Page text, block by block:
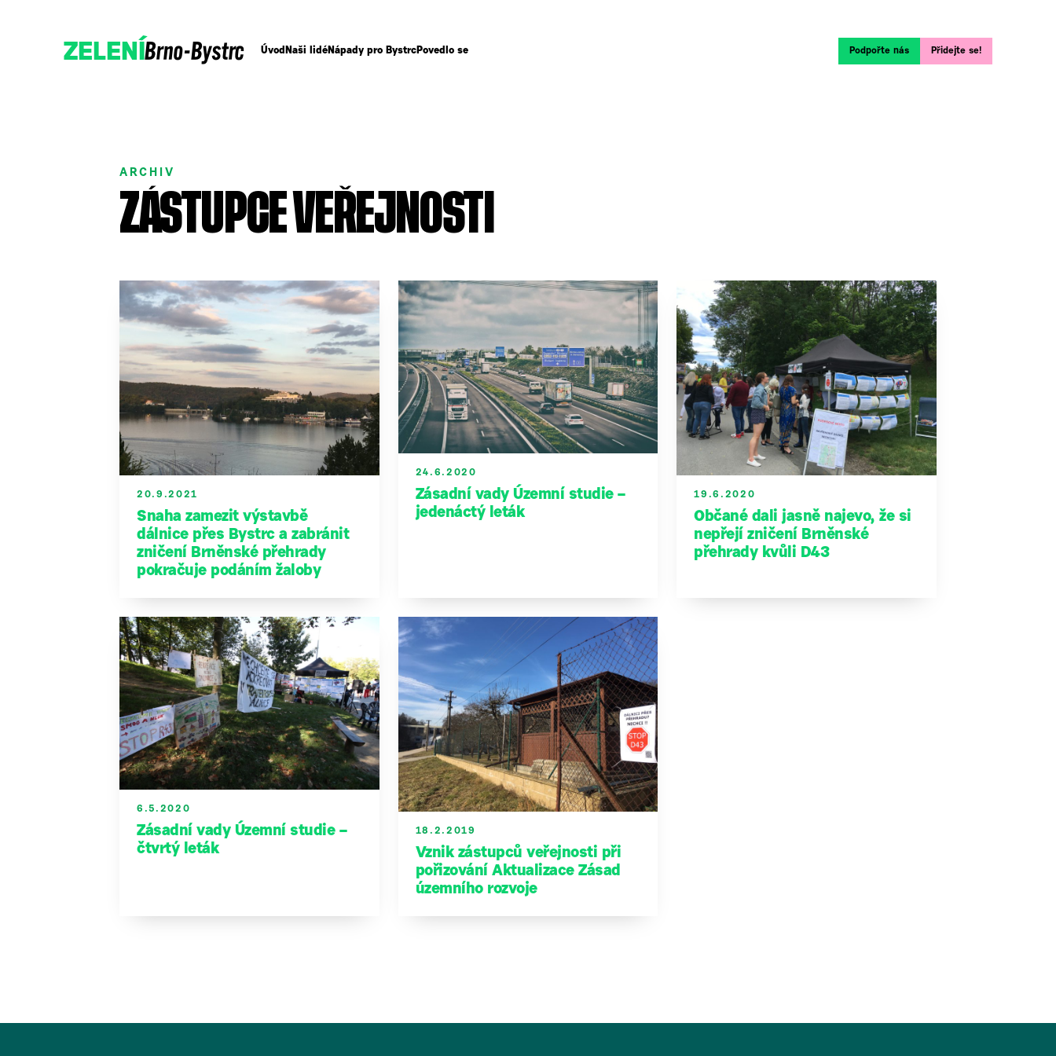
ZELENÍBrno-Bystrc Úvod Naši lidéNápady pro BystrcPovedlo se Podpořte nás Přidejte se!
Přidejte se!
ARCHIV
ZÁSTUPCE VEŘEJNOSTI
20.9.2021
Snaha zamezit výstavbě
dálnice přes Bystrc a zabránit
zničení Brněnské přehrady
pokračuje podáním žaloby
24.6.2020
Zásadní vady Územní studie –
jedenáctý leták
19.6.2020
Občané dali jasně najevo, že si
nepřejí zničení Brněnské
přehrady kvůli D43
6.5.2020
Zásadní vady Územní studie –
čtvrtý leták
18.2.2019
Vznik zástupců veřejnosti při
pořizování Aktualizace Zásad
územního rozvoje